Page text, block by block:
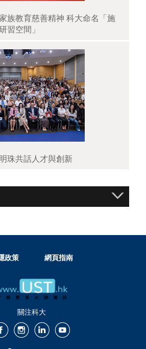
族教育慈善精神 科大命名「施
習空間」
珠共話人才與創新
政策 網頁指南
關注科大